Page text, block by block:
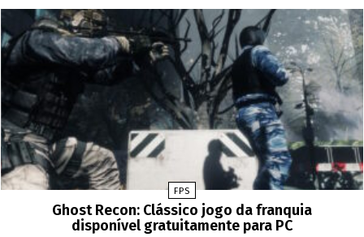
FPS
Ghost Recon: Clássico jogo da franquia
disponível gratuitamente para PC